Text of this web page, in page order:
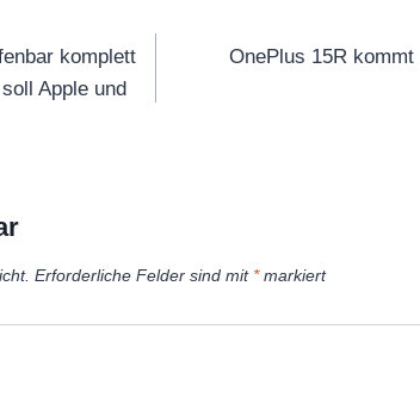
komplett
Apple und
OnePlus 15R
Erforderliche Felder sind mit *markiert